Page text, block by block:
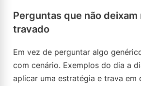
Perguntas que não deixam
travado
Em vez de perguntar algo
com cenário. Exemplos do dia a
aplicar uma estratégia e trava em